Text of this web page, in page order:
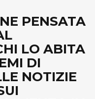
PENSATA
LO ABITA
DI
NOTIZIE